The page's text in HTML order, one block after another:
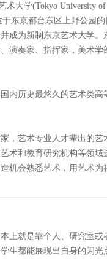
术大学(Tokyo University
东京都台东区上野公园
成为新制东京艺术大学
演奏家、指挥家，美术
内历史最悠久的艺术类
，艺术专业人才辈出的艺
术和教育研究机构等领
机会熟悉艺术，用艺术为
上就是靠个人、研究室
生都能展现出自身的闪光